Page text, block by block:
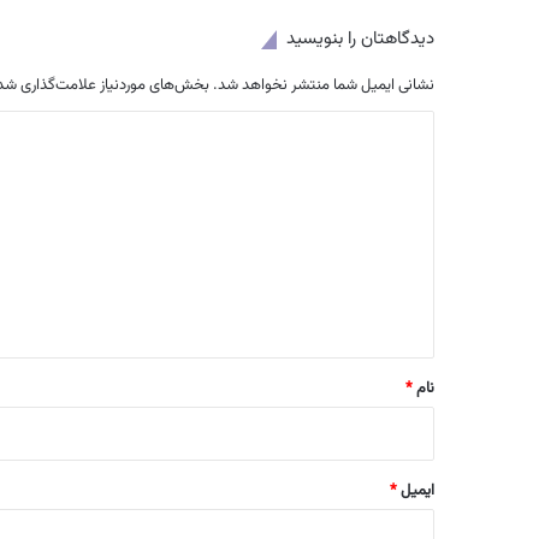
دیدگاهتان را بنویسید
نشانی ایمیل شما منتشر نخواهد شد. بخش‌های موردنیاز علامت‌گذاری
نام*
ایمیل*